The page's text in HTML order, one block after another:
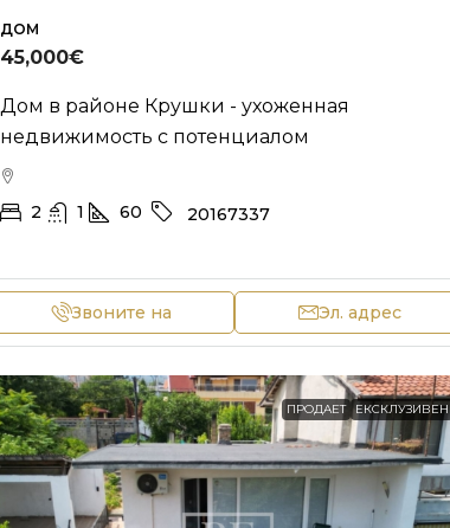
ДОМ
45,000€
Дом в районе Крушки - ухоженная
недвижимость с потенциалом
2 1 60 20167337
Звоните на Эл. адрес
ПРОДАЕТ ЕКСКЛУЗИВЕН